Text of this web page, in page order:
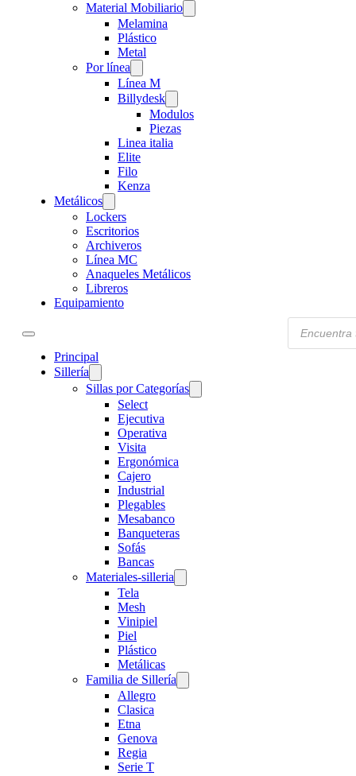
Material Mobiliario
Melamina
Plástico
Metal
Por línea
Línea M
Billydesk
Modulos
Piezas
Linea italia
Elite
Filo
Kenza
Metálicos
Lockers
Escritorios
Archiveros
Línea MC
Anaqueles Metálicos
Libreros
Equipamiento
Principal
Sillería
Sillas por Categorías
Select
Ejecutiva
Operativa
Visita
Ergonómica
Cajero
Industrial
Plegables
Mesabanco
Banqueteras
Sofás
Bancas
Materiales-silleria
Tela
Mesh
Vinipiel
Piel
Plástico
Metálicas
Familia de Sillería
Allegro
Clasica
Etna
Genova
Regia
Serie T
Products
search